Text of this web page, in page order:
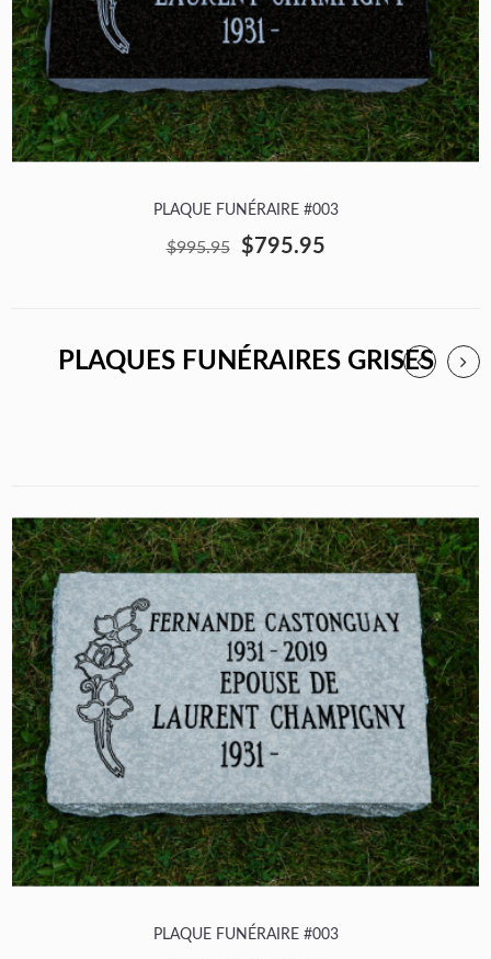
PLAQUE FUNÉRAIRE #003
$995.95 $795.95
PLAQUES FUNÉRAIRES GRISES
PLAQUE FUNÉRAIRE #003